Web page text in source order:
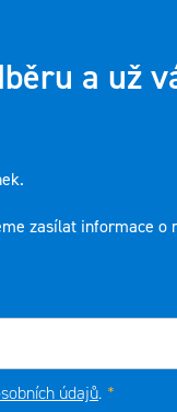
a už
zasílat informace o
údajů.